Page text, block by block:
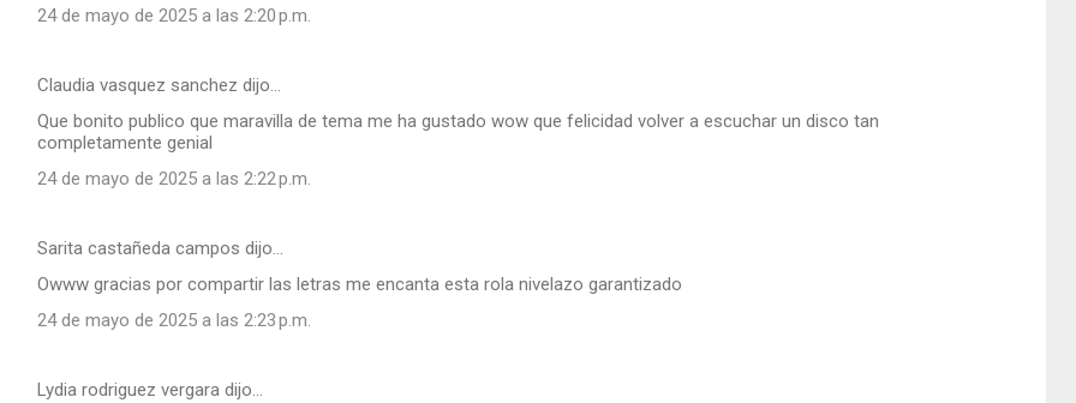
24 de mayo de 2025 a las 2:20 p.m.
Claudia vasquez sanchez dijo…
Que bonito publico que maravilla de tema me ha gustado wow que felicidad volver a escuchar un disco tan
completamente genial
24 de mayo de 2025 a las 2:22 p.m.
Sarita castañeda campos dijo…
Owww gracias por compartir las letras me encanta esta rola nivelazo garantizado
24 de mayo de 2025 a las 2:23 p.m.
Lydia rodriguez vergara dijo…